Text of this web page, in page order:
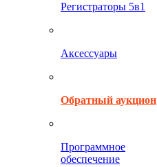
Регистраторы 5в1
Аксессуары
Обратный аукцион
Программное
обеспечение